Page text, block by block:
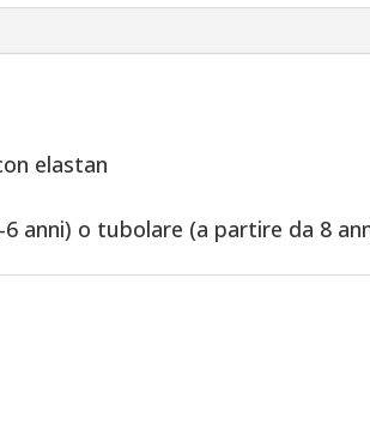
elastan
anni) o tubolare (a partire da 8